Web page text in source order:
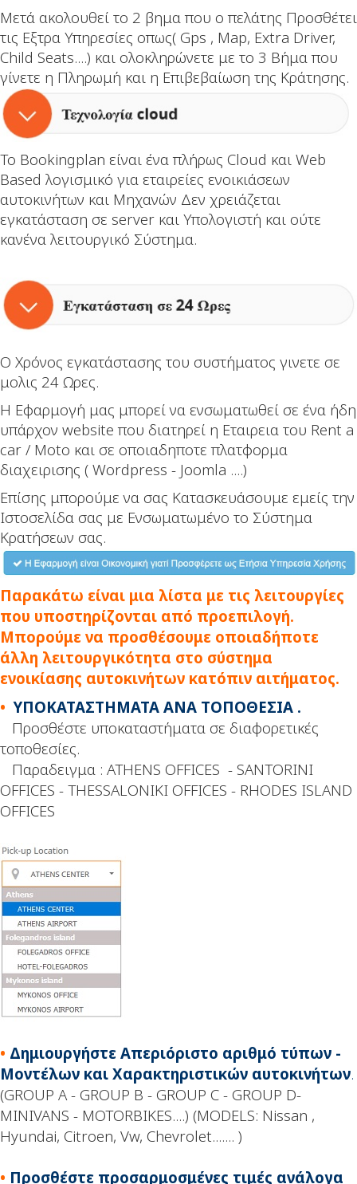
Μετά ακολουθεί το 2 βημα που ο πελάτης Προσθέτει
τις Εξτρα Υπηρεσίες οπως( Gps , Map, Extra Driver,
Child Seats....) και ολοκληρώνετε με το 3 Βήμα που
γίνετε η Πληρωμή και η Επιβεβαίωση της Κράτησης.
Το Bookingplan είναι ένα πλήρως Cloud και Web
Based λογισμικό για εταιρείες ενοικιάσεων
αυτοκινήτων και Μηχανών Δεν χρειάζεται
εγκατάσταση σε server και Υπολογιστή και ούτε
κανένα λειτουργικό Σύστημα.
Ο Χρόνος εγκατάστασης του συστήματος γινετε σε
μολις 24 Ωρες.
Η Εφαρμογή μας μπορεί να ενσωματωθεί σε ένα ήδη
υπάρχον website που διατηρεί η Εταιρεια του Rent a
car / Moto και σε οποιαδηποτε πλατφορμα
διαχειρισης ( Wordpress - Joomla ....)
Eπίσης μπορούμε να σας Κατασκευάσουμε εμείς την
Ιστοσελίδα σας με Ενσωματωμένο το Σύστημα
Κρατήσεων σας.
Παρακάτω είναι μια λίστα με τις λειτουργίες
που υποστηρίζονται από προεπιλογή.
Μπορούμε να προσθέσουμε οποιαδήποτε
άλλη λειτουργικότητα στο σύστημα
ενοικίασης αυτοκινήτων κατόπιν αιτήματος.
•YΠΟΚΑΤΑΣΤΗΜΑΤΑ ΑΝΑ ΤΟΠΟΘΕΣΙΑ .
Προσθέστε υποκαταστήματα σε διαφορετικές
τοποθεσίες.
Παραδειγμα : ATHENS OFFICES - SANTORINI
OFFICES - THESSALONIKI OFFICES - RHODES ISLAND
OFFICES
• Δημιουργήστε Απεριόριστο αριθμό τύπων -
Μοντέλων και Χαρακτηριστικών αυτοκινήτων.
(GROUP A - GROUP B - GROUP C - GROUP D-
MINIVANS - MOTORBIKES....) (MODELS: Nissan ,
Hyundai, Citroen, Vw, Chevrolet....... )
• Προσθέστε προσαρμοσμένες τιμές ανάλογα